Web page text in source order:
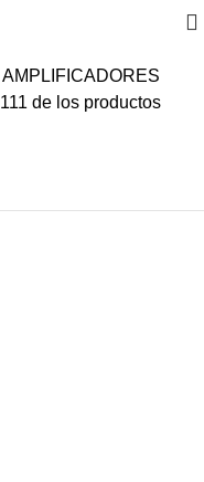
AMPLIFICADORES
111 de los productos